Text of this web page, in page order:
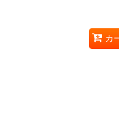
カ